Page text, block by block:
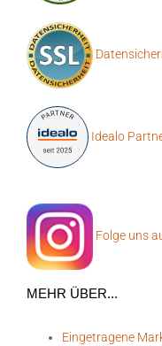
Idealo
Folge uns
MEHR ÜBER...
Eingetragene